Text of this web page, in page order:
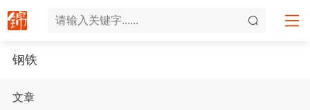
钢铁
文章